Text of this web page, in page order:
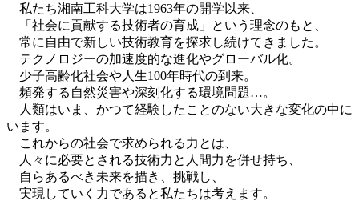
私たち湘南工科大学は1963年の開学以来、
「社会に貢献する技術者の育成」という理念のもと、
常に自由で新しい技術教育を探求し続けてきました。
テクノロジーの加速度的な進化やグローバル化。
少子高齢化社会や人生100年時代の到来。
頻発する自然災害や深刻化する環境問題…。
人類はいま、かつて経験したことのない大きな変化の中に
います。
これからの社会で求められる力とは、
人々に必要とされる技術力と人間力を併せ持ち、
自らあるべき未来を描き、挑戦し、
実現していく力であると私たちは考えます。